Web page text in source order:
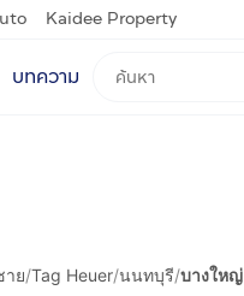
Kaidee Property
บทความ
าย/Tag Heuer/นนทบุรี/บางใหญ่